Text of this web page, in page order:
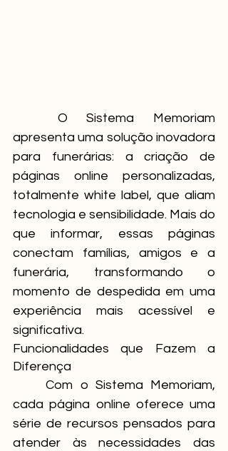
apresenta uma solução inovadora
para funerárias: a criação de
páginas online personalizadas,
totalmente white label, que aliam
tecnologia e sensibilidade. Mais do
que informar, essas páginas
conectam famílias, amigos e a
funerária, transformando o
momento de despedida em uma
experiência mais acessível e
significativa.
Funcionalidades que Fazem a
Diferença
	Com o Sistema Memoriam,
cada página online oferece uma
série de recursos pensados para
atender às necessidades das